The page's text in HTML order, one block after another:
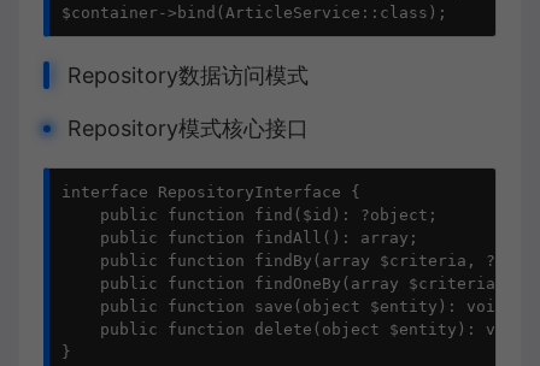
$container->bind(ArticleService::class);
Repository数据访问模式
Repository模式核心接口
interface RepositoryInterface {
    public function find($id): ?object;
    public function findAll(): array;
public function findBy(array $criteria,
public function findOneBy(array $criteria):
    public function save(object $entity): void;
    public function delete(object $entity): void;
}